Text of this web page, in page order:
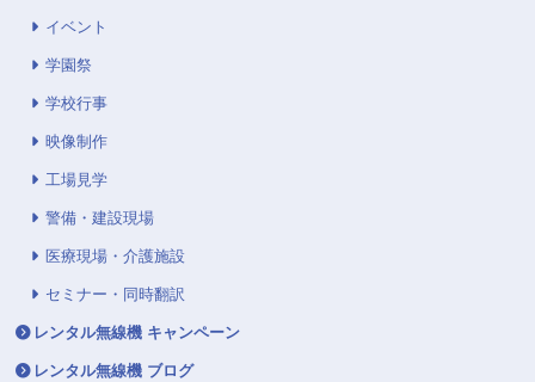
イベント
学園祭
学校行事
映像制作
工場見学
警備・建設現場
医療現場・介護施設
セミナー・同時翻訳
レンタル無線機 キャンペーン
レンタル無線機 ブログ